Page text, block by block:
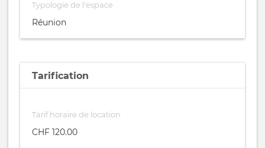
Typologie de l'espace
Réunion
Tarification
Tarif horaire de location
CHF 120.00